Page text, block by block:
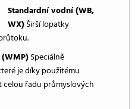
Standardní vodní (WB,
WX)Širší lopatky
Speciálně
je díky použitému
řadu průmyslových